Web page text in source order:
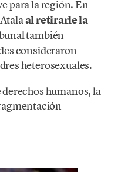
para la región. En
al retirarle la
también
consideraron
heterosexuales.
humanos, la